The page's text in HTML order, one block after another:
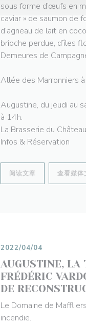
sous forme d’œufs en
caviar » de saumon de
d’agneau de lait en
brioche perdue, d’îles
Demeures de
Allée des Marronniers
Augustine, du jeudi au
à 14h.
La Brasserie du
Infos & Réservation
阅读文章((在新窗口中打
查看媒体
AUGUSTINE, LA
FRÉDÉRIC
DE
2022/04/04
Le Domaine de
incendie.